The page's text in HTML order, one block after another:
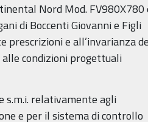
Nord Mod. FV980X780
di Boccenti Giovanni e Figli
e all’invarianza
condizioni progettuali
s.m.i. relativamente agli
e per il sistema di controllo